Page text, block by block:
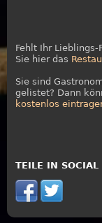
Fehlt Ihr Lieblings-
Sie hier das
Sie sind
gelistet? Dann
kostenlos
TEILE IN SOCIAL